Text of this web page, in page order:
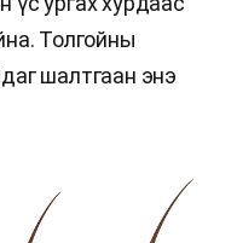
Толгойны
шалтгаан энэ